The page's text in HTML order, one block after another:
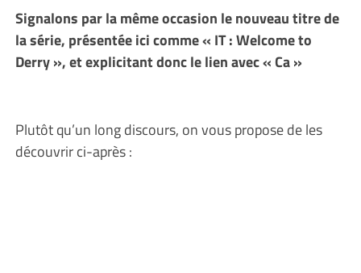
Signalons par la même occasion le nouveau titre de
la série, présentée ici comme « IT : Welcome to
Derry », et explicitant donc le lien avec « Ca »
Plutôt qu’un long discours, on vous propose de les
découvrir ci-après :